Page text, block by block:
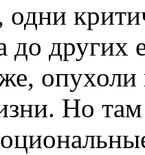
одни
до
опухоли
Но